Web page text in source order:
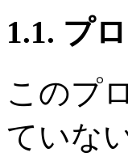
1.1. プ
このプ
ていな